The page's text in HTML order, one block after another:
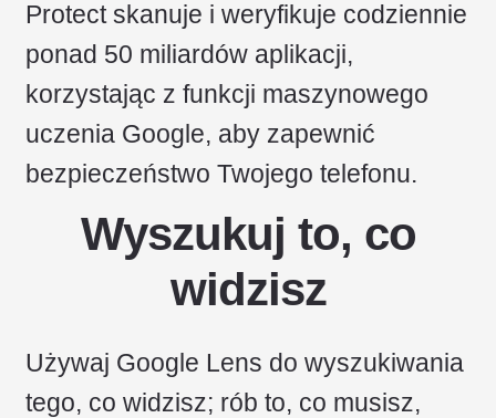
Protect skanuje i weryfikuje codziennie
ponad 50 miliardów aplikacji,
korzystając z funkcji maszynowego
uczenia Google, aby zapewnić
bezpieczeństwo Twojego telefonu.
Wyszukuj to, co
widzisz
Używaj Google Lens do wyszukiwania
tego, co widzisz; rób to, co musisz,